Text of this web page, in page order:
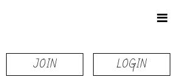
JOIN LOGIN